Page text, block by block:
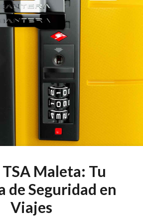
Maleta: Tu
de Seguridad en
Viajes